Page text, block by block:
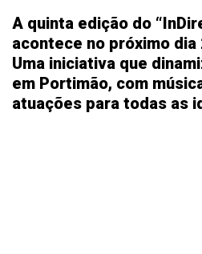
A quinta edição do
acontece no próximo
Uma iniciativa que
em Portimão, com
atuações para todas as